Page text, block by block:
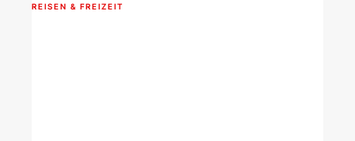
REISEN & FREIZEIT